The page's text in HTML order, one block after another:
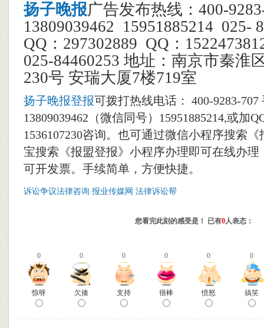
扬子晚报广告发布热线：400-
13809039462 15951885214
QQ：297302889 QQ：
025-84460253 地址：南京市秦淮
230号 安瑞大厦7楼719室
扬子晚报登报可拨打热线电话： 400-9283-707
13809039462（微信同号）15951885214,或加
1536107230咨询。也可通过微信小程序搜索
宝搜索《报盟登报》小程序办理即可在线办理
可开发票。手续简单，方便快捷。
诉讼争议法律咨询 报业传媒网 法律诉讼帮
您看完此刻的感受是！ 已有0人表态：
0 0 0 0 0 0
惊呀 欠揍 支持 很棒 愤怒 搞笑